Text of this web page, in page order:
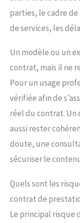
parties, le cadre
de services, les
Un modèle ou un
contrat, mais il ne
Pour un usage
vérifiée afin de
réel du contrat.
aussi rester
doute, une
sécuriser le
Quels sont les
contrat de
Le principal risque